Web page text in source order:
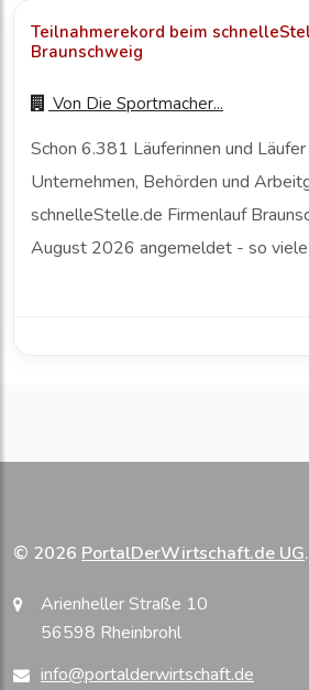
Teilnahmerekord beim
Braunschweig
Von Die Sportmacher...
Schon 6.381 Läuferinnen und
Unternehmen, Behörden und
schnelleStelle.de Firmenlauf
August 2026 angemeldet - so
© 2026 PortalDerWirtschaft.de UG.
Arienheller Straße 10
56598 Rheinbrohl
info@portalderwirtschaft.de